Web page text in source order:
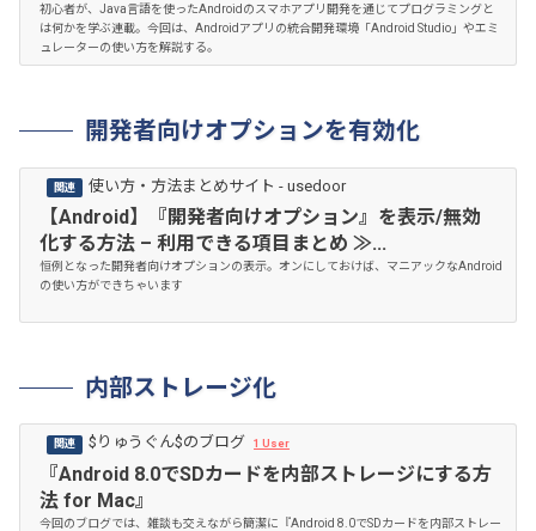
初心者が、Java言語を使ったAndroidのスマホアプリ開発を通じてプログラミングと
は何かを学ぶ連載。今回は、Androidアプリの統合開発環境「Android Studio」やエミ
ュレーターの使い方を解説する。
開発者向けオプションを有効化
使い方・方法まとめサイト - usedoor
【Android】『開発者向けオプション』を表示/無効
化する方法 – 利用できる項目まとめ ≫...
恒例となった開発者向けオプションの表示。オンにしておけば、マニアックなAndroid
の使い方ができちゃいます
内部ストレージ化
$りゅうぐん$のブログ 1 User
『Android 8.0でSDカードを内部ストレージにする方
法 for Mac』
今回のブログでは、雑談も交えながら簡潔に『Android 8.0でSDカードを内部ストレー